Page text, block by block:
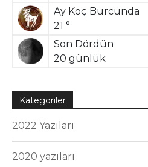
Ay Koç Burcunda
21 °
Son Dördün
20 günlük
Kategoriler
2022 Yazıları
2020 yazıları